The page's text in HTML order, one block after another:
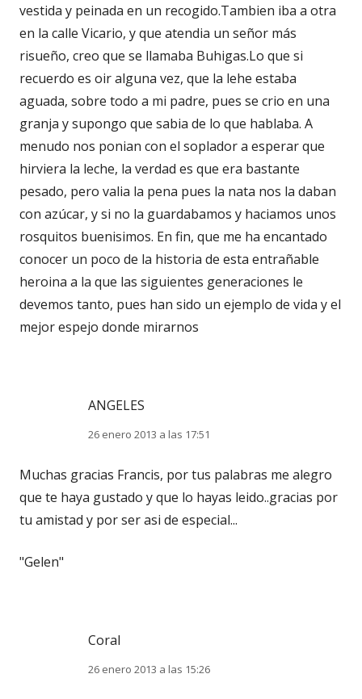
vestida y peinada en un recogido.Tambien iba a otra
en la calle Vicario, y que atendia un señor más
risueño, creo que se llamaba Buhigas.Lo que si
recuerdo es oir alguna vez, que la lehe estaba
aguada, sobre todo a mi padre, pues se crio en una
granja y supongo que sabia de lo que hablaba. A
menudo nos ponian con el soplador a esperar que
hirviera la leche, la verdad es que era bastante
pesado, pero valia la pena pues la nata nos la daban
con azúcar, y si no la guardabamos y haciamos unos
rosquitos buenisimos. En fin, que me ha encantado
conocer un poco de la historia de esta entrañable
heroina a la que las siguientes generaciones le
devemos tanto, pues han sido un ejemplo de vida y el
mejor espejo donde mirarnos
ANGELES
26 enero 2013 a las 17:51
Muchas gracias Francis, por tus palabras me alegro
que te haya gustado y que lo hayas leido..gracias por
tu amistad y por ser asi de especial...
"Gelen"
Coral
26 enero 2013 a las 15:26